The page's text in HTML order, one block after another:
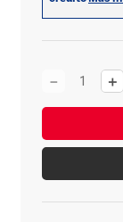
＋
－